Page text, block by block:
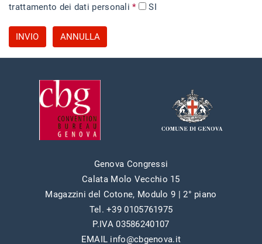
trattamento dei dati personali * SI
INVIO ANNULLA
Genova Congressi
Calata Molo Vecchio 15
Magazzini del Cotone, Modulo 9 | 2° piano
Tel. +39 0105761975
P.IVA 03586240107
EMAIL info@cbgenova.it